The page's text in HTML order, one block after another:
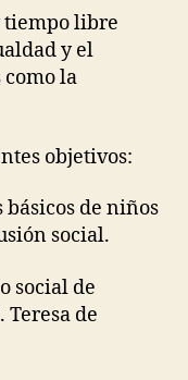
tiempo libre
y el
la
objetivos:
de niños
social.
de
Teresa de